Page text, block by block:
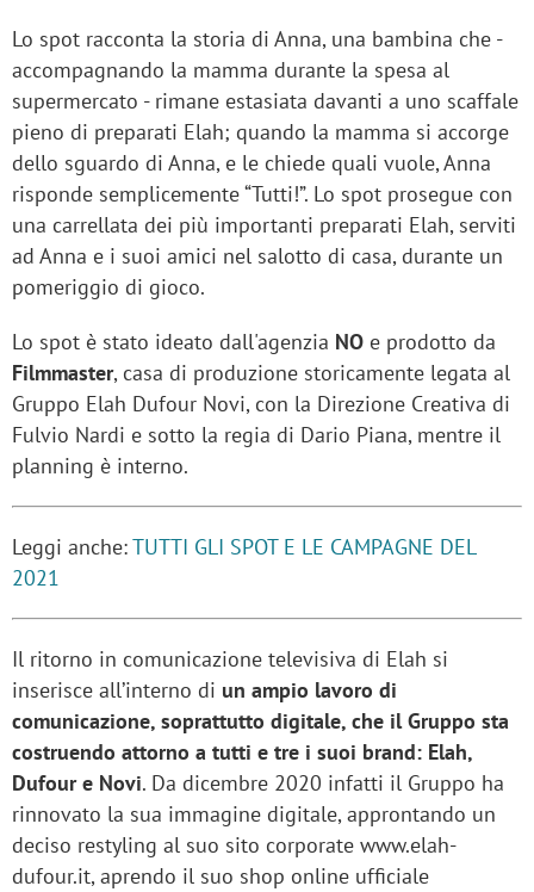
Lo spot racconta la storia di Anna, una bambina che -
accompagnando la mamma durante la spesa al
supermercato - rimane estasiata davanti a uno scaffale
pieno di preparati Elah; quando la mamma si accorge
dello sguardo di Anna, e le chiede quali vuole, Anna
risponde semplicemente “Tutti!”. Lo spot prosegue con
una carrellata dei più importanti preparati Elah, serviti
ad Anna e i suoi amici nel salotto di casa, durante un
pomeriggio di gioco.
Lo spot è stato ideato dall'agenzia NO e prodotto da
Filmmaster, casa di produzione storicamente legata al
Gruppo Elah Dufour Novi, con la Direzione Creativa di
Fulvio Nardi e sotto la regia di Dario Piana, mentre il
planning è interno.
Leggi anche:TUTTI GLI SPOT E LE CAMPAGNE DEL
2021
Il ritorno in comunicazione televisiva di Elah si
inserisce all’interno di un ampio lavoro di
comunicazione, soprattutto digitale, che il Gruppo sta
costruendo attorno a tutti e tre i suoi brand: Elah,
Dufour e Novi. Da dicembre 2020 infatti il Gruppo ha
rinnovato la sua immagine digitale, approntando un
deciso restyling al suo sito corporate www.elah-
dufour.it, aprendo il suo shop online ufficiale